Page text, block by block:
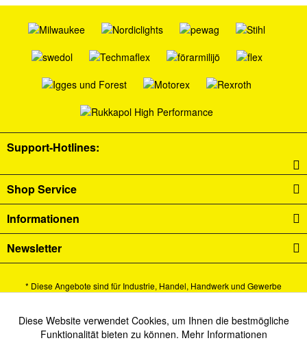
Support-Hotlines:
Shop Service
Informationen
Newsletter
* Diese Angebote sind für Industrie, Handel, Handwerk und Gewerbe
Alle Preise verstehen sich zzgl. Mehrwertsteuer undVersandkostenund ggf.
Nachnahmegebühren, wenn nicht anders beschrieben.
Funktionale Aktiv
Diese Website verwendet Cookies, um Ihnen die bestmögliche
Funktionalität bieten zu können. Mehr Informationen